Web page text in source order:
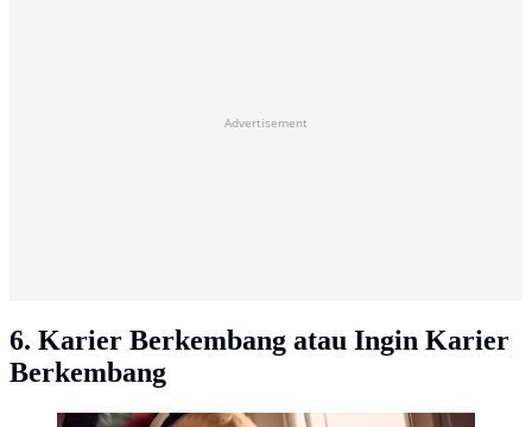
Advertisement
6. Karier Berkembang atau Ingin Karier
Berkembang